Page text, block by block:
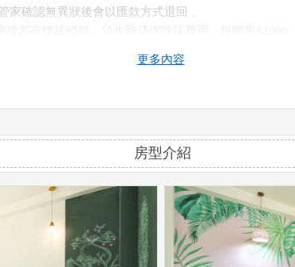
家確認無異狀後會以匯款方式退回 。
後若有煙味殘留，須收取清潔除味費用，每間房$2000
有遺失恕不負責，敬請見諒。
嗑藥或毒品， 一經發現違法行為，一律報警處理。
成損傷，將收取賠償費用。（視實際廠商報價）
遙控器$1000、吹風機$600。
瓶裝水，公共區域備有飲用水及杯子。
深夜時段請降低音量，避免擾鄰。
物及烤肉。（一樓公設非包棟旅客不開放使用）
率電器，請注意「不要同時使用」。若需使用奶瓶消毒
更多內容
房型介紹